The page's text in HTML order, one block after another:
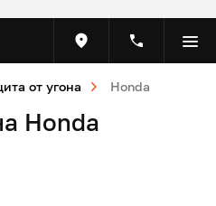
от угона Honda
Honda